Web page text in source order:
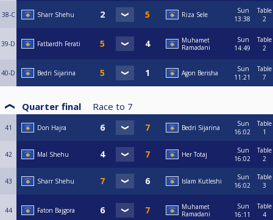
38-C Sharr Shehu Riza Sele
Sun
13:38
Table
2
39-D Fatbardh Ferati
Muhamet
Ramadani
Sun
14:49
Table
2
40-D Bedri Sijarina Agon Berisha
Sun
11:21
Table
7
Quarter final Race to 7
41 Don Hajra Bedri Sijarina
Sun
16:02
Table
1
42 Mal Shehu Her Totaj
Sun
16:02
Table
2
43 Sharr Shehu Islam Kutleshi
Sun
16:02
Table
3
44 Faton Bajgora
Muhamet
Ramadani
Sun
16:11
Table
4